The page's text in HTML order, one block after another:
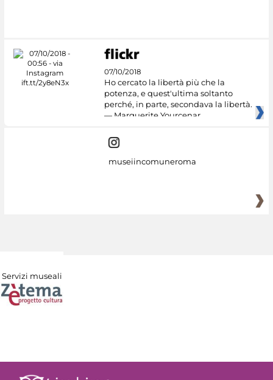
07/10/2018
Ho cercato la libertà più che la
potenza, e quest'ultima soltanto
perché, in parte, secondava la libertà.
— Marguerite Yourcenar
museiincomuneroma
Servizi museali